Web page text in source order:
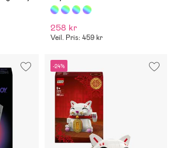
258 kr
Veil. Pris: 459 kr
-24%